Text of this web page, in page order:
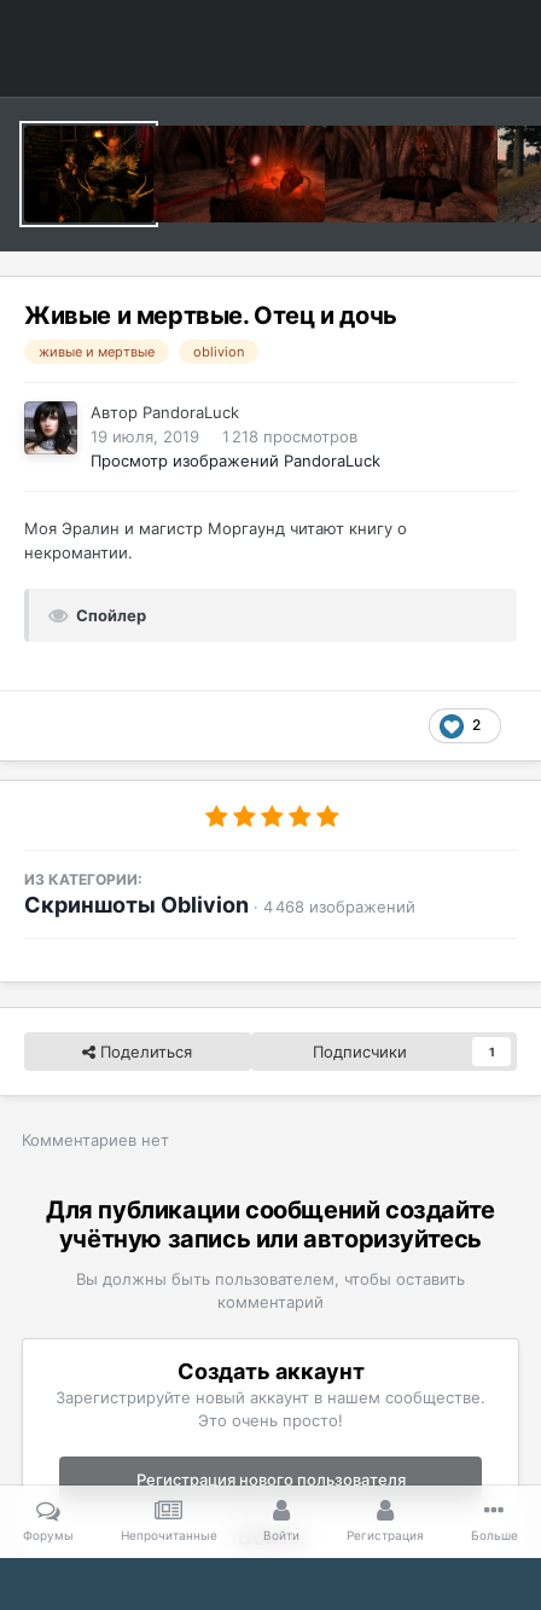
Живые и мертвые. Отец и дочь
живые и мертвые oblivion
Автор PandoraLuck
19 июля, 2019
1 218 просмотров
Просмотр изображений PandoraLuck
Моя Эралин и магистр Моргаунд читают книгу о
некромантии.
Спойлер
2
ИЗ КАТЕГОРИИ:
Скриншоты Oblivion · 4 468 изображений
Поделиться Подписчики 1
Комментариев нет
Для публикации сообщений создайте
учётную запись или авторизуйтесь
Вы должны быть пользователем, чтобы оставить
комментарий
Создать аккаунт
Зарегистрируйте новый аккаунт в нашем сообществе.
Это очень просто!
Регистрация нового пользователя
Войти
Уже есть аккаунт? Войти в систему.
Форумы Непрочитанные Войти Регистрация Больше